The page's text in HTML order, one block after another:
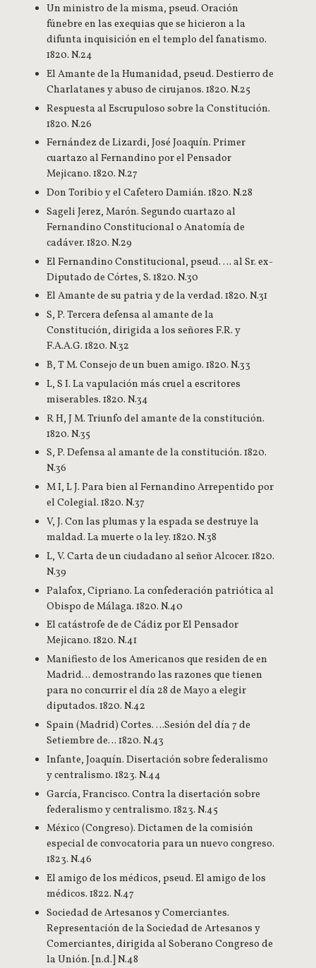
Un ministro de la misma, pseud. Oración
fúnebre en las exequias que se hicieron a la
difunta inquisición en el templo del fanatismo.
1820. N.24
El Amante de la Humanidad, pseud. Destierro de
Charlatanes y abuso de cirujanos. 1820. N.25
Respuesta al Escrupuloso sobre la Constitución.
1820. N.26
Fernández de Lizardi, José Joaquín. Primer
cuartazo al Fernandino por el Pensador
Mejicano. 1820. N.27
Don Toribio y el Cafetero Damián. 1820. N.28
Sageli Jerez, Marón. Segundo cuartazo al
Fernandino Constitucional o Anatomía de
cadáver. 1820. N.29
El Fernandino Constitucional, pseud. … al Sr. ex-
Diputado de Córtes, S. 1820. N.30
El Amante de su patria y de la verdad. 1820. N.31
S, P. Tercera defensa al amante de la
Constitución, dirigida a los señores F.R. y
F.A.A.G. 1820. N.32
B, T M. Consejo de un buen amigo. 1820. N.33
L, S I. La vapulación más cruel a escritores
miserables. 1820. N.34
R H, J M. Triunfo del amante de la constitución.
1820. N.35
S, P. Defensa al amante de la constitución. 1820.
N.36
M I, L J. Para bien al Fernandino Arrepentido por
el Colegial. 1820. N.37
V, J. Con las plumas y la espada se destruye la
maldad. La muerte o la ley. 1820. N.38
L, V. Carta de un ciudadano al señor Alcocer. 1820.
N.39
Palafox, Cipriano. La confederación patriótica al
Obispo de Málaga. 1820. N.40
El catástrofe de de Cádiz por El Pensador
Mejicano. 1820. N.41
Manifiesto de los Americanos que residen de en
Madrid… demostrando las razones que tienen
para no concurrir el día 28 de Mayo a elegir
diputados. 1820. N.42
Spain (Madrid) Cortes. …Sesión del día 7 de
Setiembre de… 1820. N.43
Infante, Joaquín. Disertación sobre federalismo
y centralismo. 1823. N.44
García, Francisco. Contra la disertación sobre
federalismo y centralismo. 1823. N.45
México (Congreso). Dictamen de la comisión
especial de convocatoria para un nuevo congreso.
1823. N.46
El amigo de los médicos, pseud. El amigo de los
médicos. 1822. N.47
Sociedad de Artesanos y Comerciantes.
Representación de la Sociedad de Artesanos y
Comerciantes, dirigida al Soberano Congreso de
la Unión. [n.d.] N.48